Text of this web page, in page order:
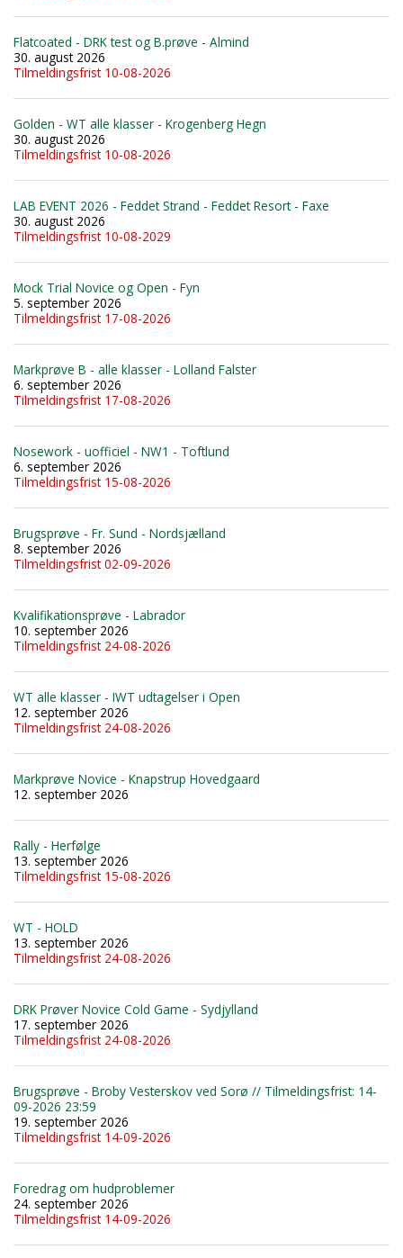
Flatcoated - DRK test og B.prøve - Almind
30. august 2026
Tilmeldingsfrist 10-08-2026
Golden - WT alle klasser - Krogenberg Hegn
30. august 2026
Tilmeldingsfrist 10-08-2026
LAB EVENT 2026 - Feddet Strand - Feddet Resort - Faxe
30. august 2026
Tilmeldingsfrist 10-08-2029
Mock Trial Novice og Open - Fyn
5. september 2026
Tilmeldingsfrist 17-08-2026
Markprøve B - alle klasser - Lolland Falster
6. september 2026
Tilmeldingsfrist 17-08-2026
Nosework - uofficiel - NW1 - Toftlund
6. september 2026
Tilmeldingsfrist 15-08-2026
Brugsprøve - Fr. Sund - Nordsjælland
8. september 2026
Tilmeldingsfrist 02-09-2026
Kvalifikationsprøve - Labrador
10. september 2026
Tilmeldingsfrist 24-08-2026
WT alle klasser - IWT udtagelser i Open
12. september 2026
Tilmeldingsfrist 24-08-2026
Markprøve Novice - Knapstrup Hovedgaard
12. september 2026
Rally - Herfølge
13. september 2026
Tilmeldingsfrist 15-08-2026
WT - HOLD
13. september 2026
Tilmeldingsfrist 24-08-2026
DRK Prøver Novice Cold Game - Sydjylland
17. september 2026
Tilmeldingsfrist 24-08-2026
Brugsprøve - Broby Vesterskov ved Sorø // Tilmeldingsfrist: 14-
09-2026 23:59
19. september 2026
Tilmeldingsfrist 14-09-2026
Foredrag om hudproblemer
24. september 2026
Tilmeldingsfrist 14-09-2026